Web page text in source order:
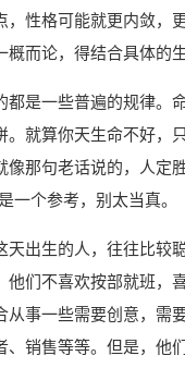
性格可能就更内敛，
而论，得结合具体的
都是一些普遍的规律。
。就算你天生命不好，
像那句老话说的，人定
一个参考，别太当真。
天出生的人，往往比较
他们不喜欢按部就班，
事一些需要创意，需
、销售等等。但是，他